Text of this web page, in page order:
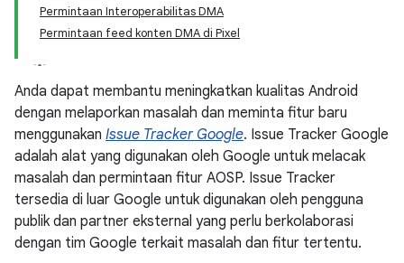
Permintaan Interoperabilitas DMA
Permintaan feed konten DMA di Pixel
Anda dapat membantu meningkatkan kualitas Android
dengan melaporkan masalah dan meminta fitur baru
menggunakan Issue Tracker Google. Issue Tracker Google
adalah alat yang digunakan oleh Google untuk melacak
masalah dan permintaan fitur AOSP. Issue Tracker
tersedia di luar Google untuk digunakan oleh pengguna
publik dan partner eksternal yang perlu berkolaborasi
dengan tim Google terkait masalah dan fitur tertentu.